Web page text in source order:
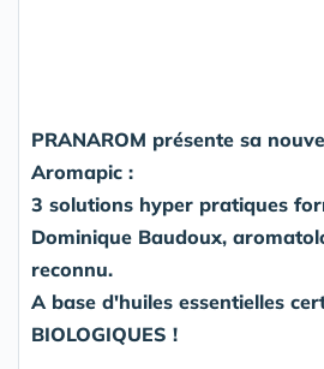
PRANAROM présente sa
Aromapic :
3 solutions hyper pratiques
Dominique Baudoux,
reconnu.
A base d'huiles essentielles
BIOLOGIQUES !